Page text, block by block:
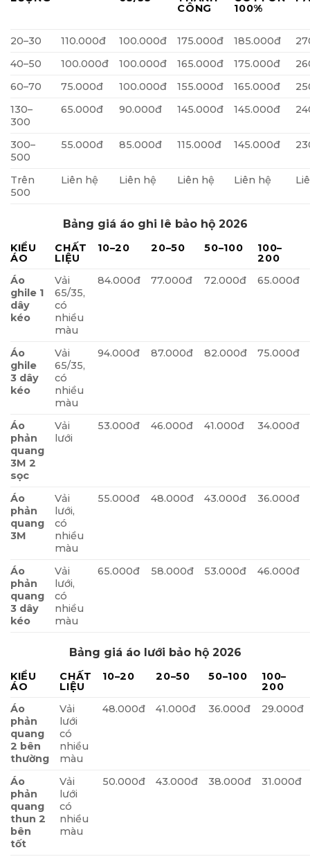
CÔNG
100%
20–30 110.000đ 100.000đ 175.000đ 185.000đ
40–50
100.000đ 100.000đ 165.000đ 175.000đ
60–70
75.000đ 100.000đ 155.000đ 165.000đ
130–
300
65.000đ 90.000đ 145.000đ 145.000đ
300–
500
55.000đ 85.000đ 115.000đ 145.000đ
Trên
500
Liên hệ Liên hệ Liên hệ Liên hệ
Bảng giá áo ghi lê bảo hộ 2026
KIỂU
ÁO
CHẤT
LIỆU
10–20 20–50 50–100
100–
200
Áo
ghile 1
dây
kéo
Vải
65/35,
có
nhiều
màu
84.000đ 77.000đ 72.000đ 65.000đ
Áo
ghile
3 dây
kéo
Vải
65/35,
có
nhiều
màu
94.000đ 87.000đ 82.000đ 75.000đ
Áo
phản
quang
3M 2
sọc
Vải
lưới
53.000đ 46.000đ 41.000đ 34.000đ
Áo
phản
quang
3M
Vải
lưới,
có
nhiều
màu
55.000đ 48.000đ 43.000đ 36.000đ
Áo
phản
quang
3 dây
kéo
Vải
lưới,
có
nhiều
màu
65.000đ 58.000đ 53.000đ 46.000đ
Bảng giá áo lưới bảo hộ 2026
KIỂU
ÁO
CHẤT
LIỆU
10–20 20–50 50–100
100–
200
Áo
phản
quang
2 bên
thường
Vải
lưới
có
nhiều
màu
48.000đ 41.000đ 36.000đ 29.000đ
Áo
phản
quang
thun 2
bên
tốt
Vải
lưới
có
nhiều
màu
50.000đ 43.000đ 38.000đ 31.000đ